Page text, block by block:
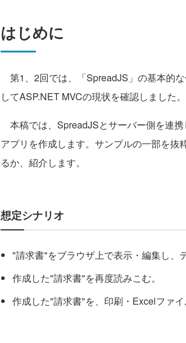
はじめに
第1、2回では、「SpreadJS」の基本的
してASP.NET MVCの現状を確認しました。
本稿では、SpreadJSとサーバー側を連
アプリを作成します。サンプルの一部を抜
るか、紹介します。
想定シナリオ
"請求書"をブラウザ上で表示・編集し、
作成した"請求書"を再度読みこむ。
作成した"請求書"を、印刷・Excelファイ